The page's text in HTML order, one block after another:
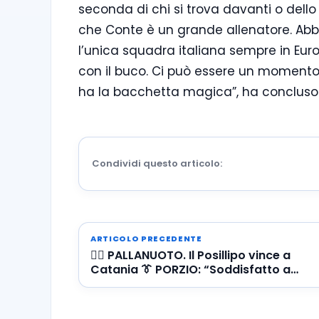
seconda di chi si trova davanti o
che Conte è un grande allenatore.
l’unica squadra italiana sempre in
con il buco. Ci può essere un
ha la bacchetta magica”, ha
Condividi questo articolo:
ARTICOLO PRECEDENTE
🤽‍♂️ PALLANUOTO. Il Posillipo vince a
Catania 👔 PORZIO: “Soddisfatto a
metà”